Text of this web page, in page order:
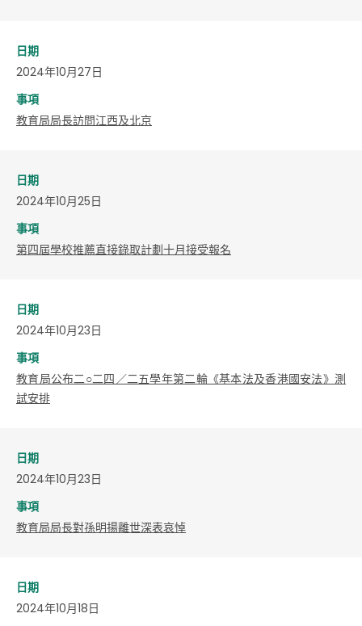
日期
2024年10月27日
事項
教育局局長訪問江西及北京
日期
2024年10月25日
事項
第四屆學校推薦直接錄取計劃十月接受報名
日期
2024年10月23日
事項
教育局公布二○二四／二五學年第二輪《基本法及香港國安法》測
試安排
日期
2024年10月23日
事項
教育局局長對孫明揚離世深表哀悼
日期
2024年10月18日